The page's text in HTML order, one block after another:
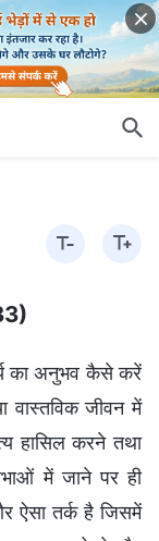
का अनुभव कैसे करें
वास्तविक जीवन में
हासिल करने तथा
में जाने पर ही
ऐसा तर्क है जिसमें